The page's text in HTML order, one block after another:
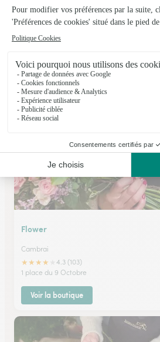
La Bouquetterie
Neuville Saint Remy
★★★★★4.3 (162)
10, rue de Lille
Voir la boutique
Flower
Cambrai
★★★★
4.3 (103)
1 place du 9 Octobre
Voir la boutique